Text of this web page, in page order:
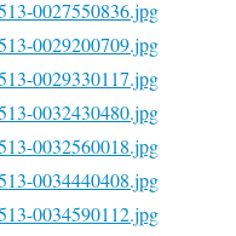
0027550836.jpg
0029200709.jpg
0029330117.jpg
0032430480.jpg
0032560018.jpg
0034440408.jpg
0034590112.jpg